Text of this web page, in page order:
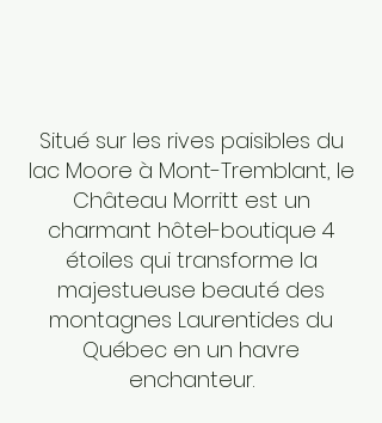
Situé sur les rives paisibles du
lac Moore à Mont-Tremblant, le
Château Morritt est un
charmant hôtel-boutique 4
étoiles qui transforme la
majestueuse beauté des
montagnes Laurentides du
Québec en un havre
enchanteur.